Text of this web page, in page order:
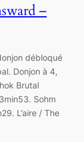
–
débloqué
Donjon à 4,
Brutal
Sohm
L’aire / The